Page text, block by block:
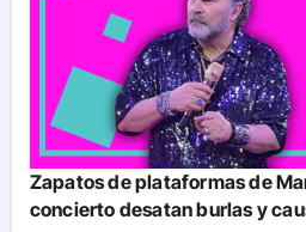
Zapatos de plataformas de
concierto desatan burlas y